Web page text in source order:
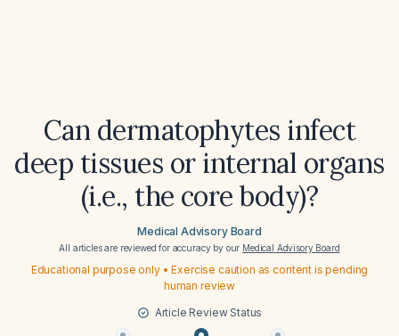
Can dermatophytes infect
deep tissues or internal organs
(i.e., the core body)?
Medical Advisory Board
All articles are reviewed for accuracy by our Medical Advisory Board
Educational purpose only • Exercise caution as content is pending
human review
Article Review Status